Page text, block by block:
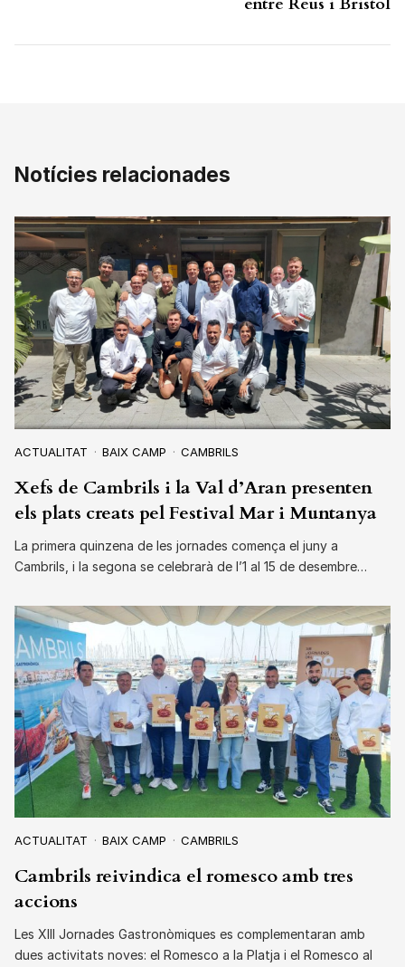
Notícies relacionades
ACTUALITAT BAIX CAMP CAMBRILS
Xefs de Cambrils i la Val d’Aran presenten
els plats creats pel Festival Mar i Muntanya
La primera quinzena de les jornades comença el juny a
Cambrils, i la segona se celebrarà de l’1 al 15 de desembre…
ACTUALITAT BAIX CAMP CAMBRILS
Cambrils reivindica el romesco amb tres
accions
Les XIII Jornades Gastronòmiques es complementaran amb
dues activitats noves: el Romesco a la Platja i el Romesco al